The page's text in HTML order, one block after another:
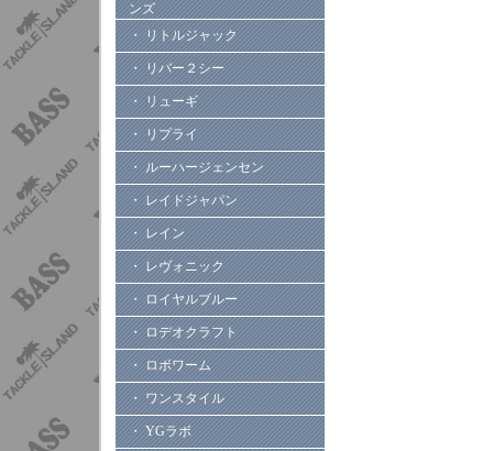
ンズ
・ リトルジャック
・ リバー２シー
・ リューギ
・ リプライ
・ ルーハージェンセン
・ レイドジャパン
・ レイン
・ レヴォニック
・ ロイヤルブルー
・ ロデオクラフト
・ ロボワーム
・ ワンスタイル
・ YGラボ